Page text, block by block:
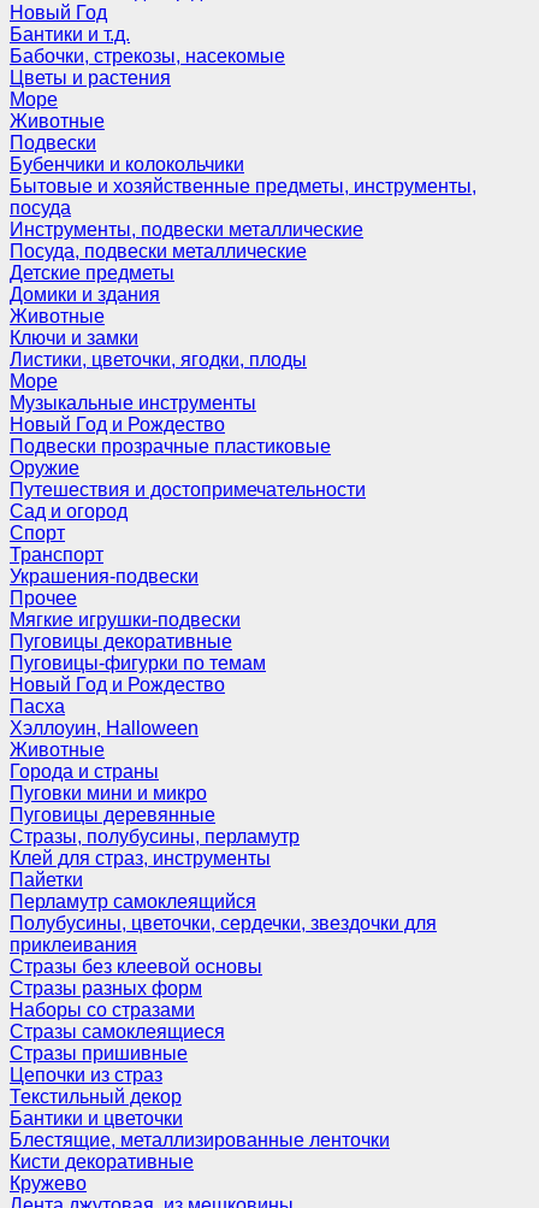
Новый Год
Бантики и т.д.
Бабочки, стрекозы, насекомые
Цветы и растения
Море
Животные
Подвески
Бубенчики и колокольчики
Бытовые и хозяйственные предметы, инструменты,
посуда
Инструменты, подвески металлические
Посуда, подвески металлические
Детские предметы
Домики и здания
Животные
Ключи и замки
Листики, цветочки, ягодки, плоды
Море
Музыкальные инструменты
Новый Год и Рождество
Подвески прозрачные пластиковые
Оружие
Путешествия и достопримечательности
Сад и огород
Спорт
Транспорт
Украшения-подвески
Прочее
Мягкие игрушки-подвески
Пуговицы декоративные
Пуговицы-фигурки по темам
Новый Год и Рождество
Пасха
Хэллоуин, Halloween
Животные
Города и страны
Пуговки мини и микро
Пуговицы деревянные
Стразы, полубусины, перламутр
Клей для страз, инструменты
Пайетки
Перламутр самоклеящийся
Полубусины, цветочки, сердечки, звездочки для
приклеивания
Стразы без клеевой основы
Стразы разных форм
Наборы со стразами
Стразы самоклеящиеся
Стразы пришивные
Цепочки из страз
Текстильный декор
Бантики и цветочки
Блестящие, металлизированные ленточки
Кисти декоративные
Кружево